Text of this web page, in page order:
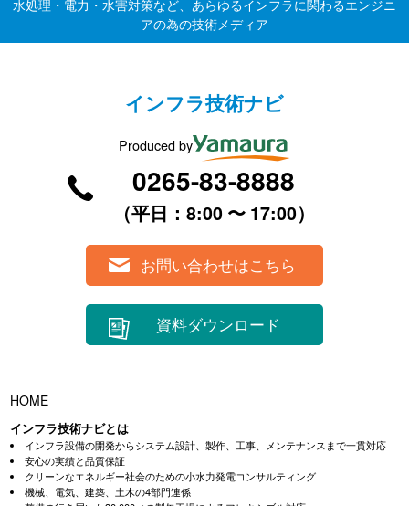
水処理・電力・水害対策など、あらゆるインフラに関わるエンジニ
アの為の技術メディア
インフラ技術ナビ
Produced by
0265-83-8888
（平⽇：8:00 〜 17:00）
お問い合わせはこちら
資料ダウンロード
HOME
インフラ技術ナビとは
インフラ設備の開発からシステム設計、製作、工事、メンテナンスまで一貫対応
安心の実績と品質保証
クリーンなエネルギー社会のための小水力発電コンサルティング
機械、電気、建築、土木の4部門連係